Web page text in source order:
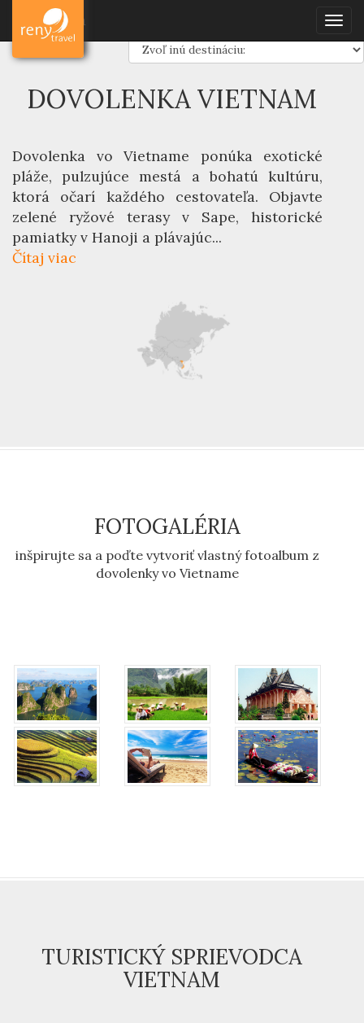
Dovolenka
Dovolenka
DOVOLENKA VIETNAM
Dovolenka vo Vietname ponúka exotické
pláže, pulzujúce mestá a bohatú kultúru,
ktorá očarí každého cestovateľa. Objavte
zelené ryžové terasy v Sape, historické
pamiatky v Hanoji a plávajúc...
Čítaj viac
FOTOGALÉRIA
inšpirujte sa a poďte vytvoriť vlastný fotoalbum z
dovolenky vo Vietname
TURISTICKÝ SPRIEVODCA
VIETNAM